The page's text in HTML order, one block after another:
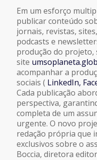
Em um esforço
publicar conteúdo
jornais, revistas,
podcasts e
produção do projeto,
site
acompanhar a
sociais ( LinkedIn,
Cada publicação
perspectiva,
completa de um
urgente. O novo
redação própria que
exclusivos sobre o
Boccia, diretora